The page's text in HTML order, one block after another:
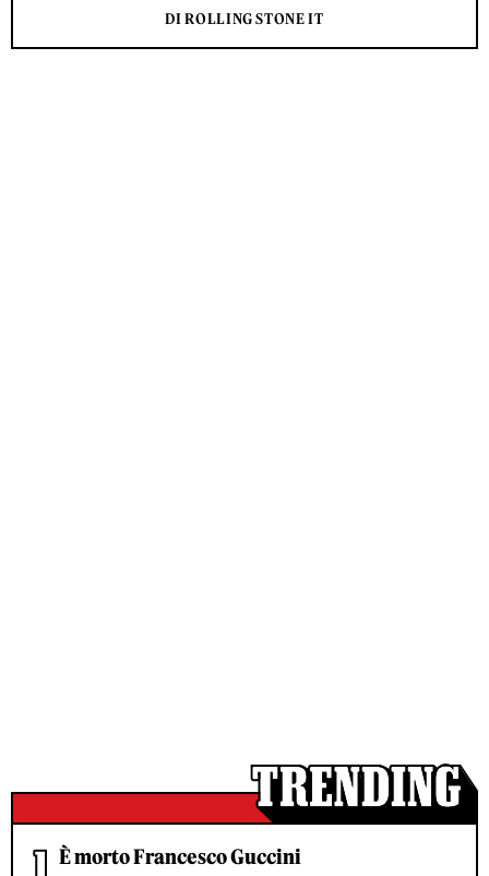
DI ROLLING STONE IT
È morto Francesco Guccini